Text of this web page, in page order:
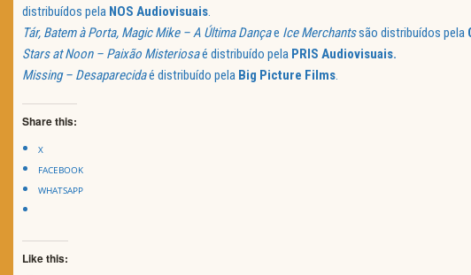
distribuídos pela NOS Audiovisuais.
Tár, Batem à Porta, Magic Mike – A Última Dançae Ice Merchantssão distribuídos pela
Stars at Noon – Paixão Misteriosaé distribuído pela PRIS Audiovisuais.
Missing – Desaparecidaé distribuído pela Big Picture Films.
Share this:
X
FACEBOOK
WHATSAPP
Like this: